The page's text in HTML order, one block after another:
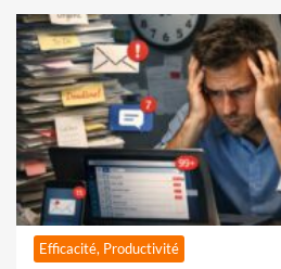
Efficacité, Productivité